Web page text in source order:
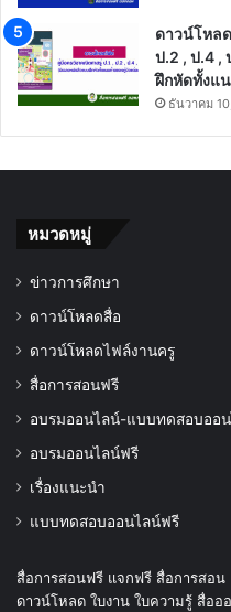
ดาวน์โหล
ป.2 , ป.4 ,
ฝึกหัดทั้งแ
ธันวาคม
หมวดหมู่
ข่าวการศึกษา
ดาวน์โหลดสื่อ
ดาวน์โหลดไฟล์งานครู
สื่อการสอนฟรี
อบรมออนไลน์-แบบทดสอบออ
อบรมออนไลน์ฟรี
เรื่องแนะนำ
แบบทดสอบออนไลน์ฟรี
สื่อการสอนฟรี แจกฟรี สื่อการสอ
ดาวน์โหลด ใบงาน ใบความรู้ สื่อ